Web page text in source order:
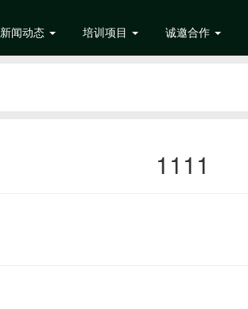
新闻动态 培训项目 诚邀合作
1111